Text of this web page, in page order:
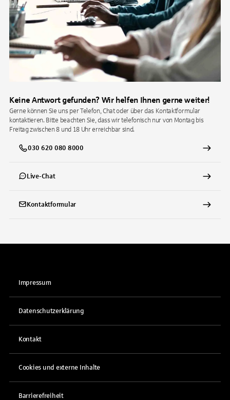
Keine Antwort gefunden? Wir helfen Ihnen gerne weiter!
Gerne können Sie uns per Telefon, Chat oder über das Kontaktformular
kontaktieren. Bitte beachten Sie, dass wir telefonisch nur von Montag bis
Freitag zwischen 8 und 18 Uhr erreichbar sind.
030 620 080 8000
Live-Chat
Kontaktformular
Impressum
Datenschutzerklärung
Kontakt
Cookies und externe Inhalte
Barrierefreiheit